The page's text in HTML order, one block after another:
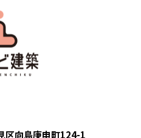
区向島庚申町124-1